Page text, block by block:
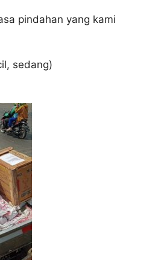
pindahan yang kami
sedang)